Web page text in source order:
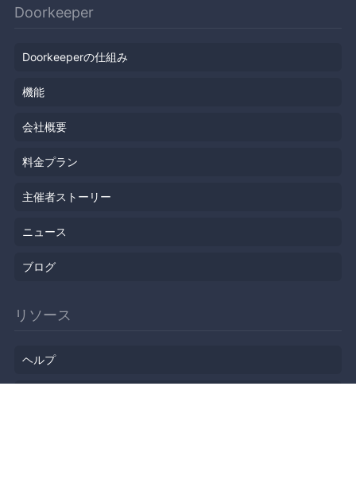
Doorkeeper
Doorkeeperの仕組み
機能
会社概要
料金プラン
主催者ストーリー
ニュース
ブログ
リソース
ヘルプ